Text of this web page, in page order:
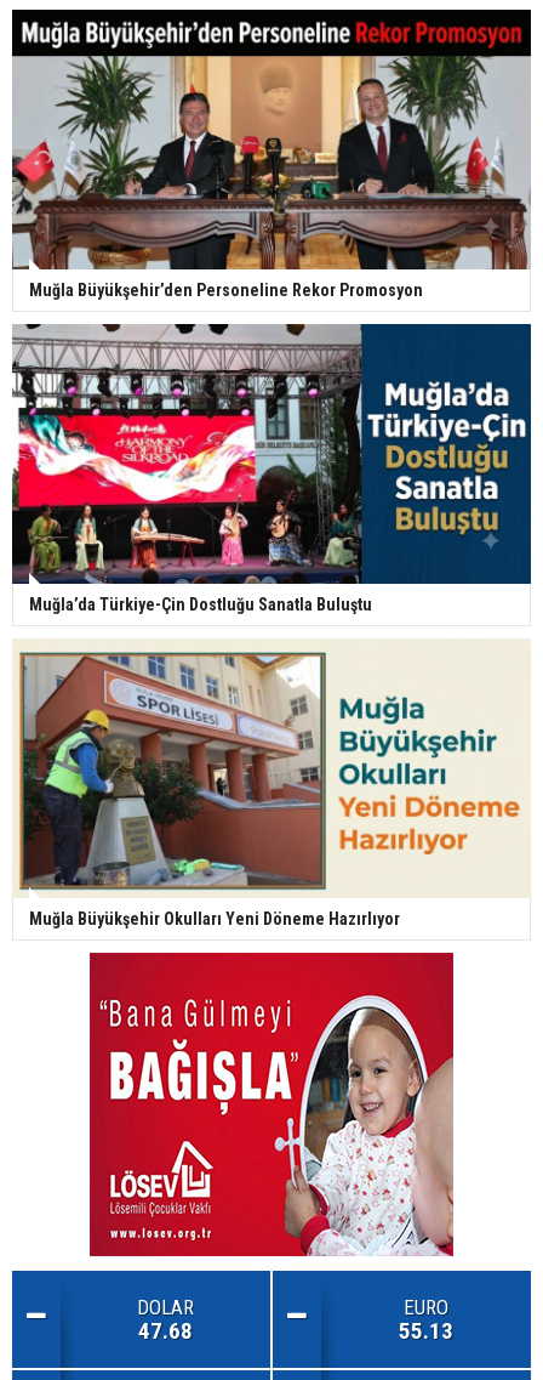
Muğla Büyükşehir’den Personeline Rekor Promosyon
Muğla’da Türkiye-Çin Dostluğu Sanatla Buluştu
Muğla Büyükşehir Okulları Yeni Döneme Hazırlıyor
DOLAR
47.68
EURO
55.13